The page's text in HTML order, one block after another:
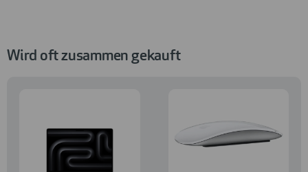
Wird oft zusammen gekauft